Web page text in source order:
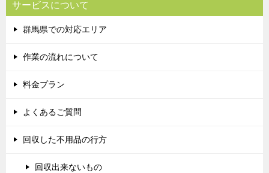
サービスについて
群馬県での対応エリア
作業の流れについて
料金プラン
よくあるご質問
回収した不用品の行方
回収出来ないもの